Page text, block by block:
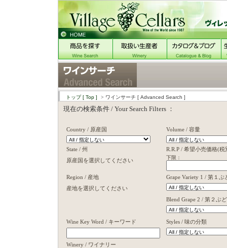
トップ[ Top ] > ワインサーチ [ Advanced Search ]
現在の検索条件 / Your Search Filters ：
Country / 原産国 Volume / 容量
State / 州
R.R.P / 希望小売価格(税
原産国を選択してください
下限： 上
Region / 産地
Grape Variety 1 / 第１ぶ
産地を選択してください
Blend Grape 2 / 第２ぶ
Wine Key Word / キーワード Styles / 味の分類
Winery / ワイナリー